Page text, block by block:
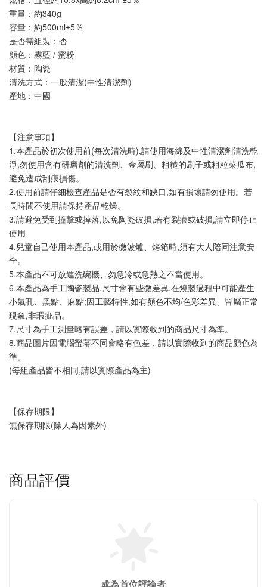
重量：約340g
容量：約500ml±5％
是否需組裝：否
顔色：霧藍 / 蜜粉
材質：陶瓷
清洗方式：一般清潔(中性清潔劑)
產地：中國
【注意事項】
1.本產品於初次使用前(每次清洗時),請使用海綿及中性清潔劑清洗乾
淨,勿使用含有研磨劑的清洗劑、金屬刷、粗糙的刷子或粗粒菜瓜布,
避免造成刮痕損傷。
2.使用前請仔細檢查產品是否有裂紋和缺口,如有損壞請勿使用。若
長時間不使用請保持產品乾燥。
3.請避免受到撞擊或掉落,以免陶瓷破損,若有裂痕或破損,請立即停止
使用
4.兒童自己使用本產品,或用於微波爐、烤箱時,須有大人陪同注意安
全。
5.本產品不可放進洗碗機、勿急冷或急熱之不當使用。
6.本產品為手工陶瓷製品,尺寸會有些微差異,在燒製過程中可能產生
小氣孔、黑點、麻點;因工藝特性,如有顏色不均/色彩差異、皆屬正常
現象,非瑕疵品。
7.尺寸為手工測量略有誤差，請以實際收到的商品尺寸為準。
8.商品圖片因電腦螢幕不同會略有色差，請以實際收到的商品顏色為
準。
(每組產品皆不相同,請以實際產品為主)
【保存期限】
無保存期限(除人為因素外)
商品評價
成為首位評論者